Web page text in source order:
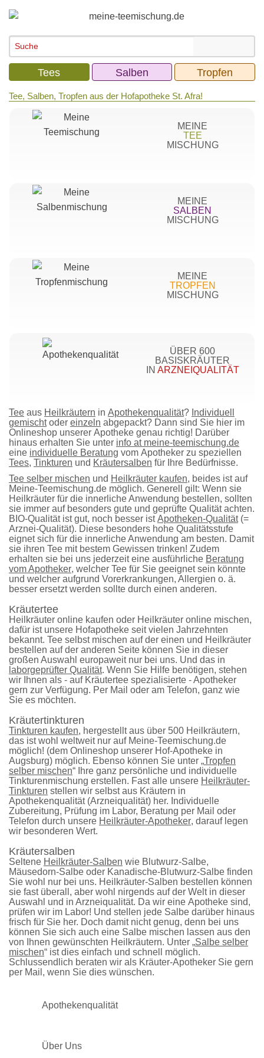
Tees Salben Tropfen
Tee, Salben, Tropfen aus der Hofapotheke St. Afra!
MEINE
TEE
MISCHUNG
MEINE
SALBEN
MISCHUNG
MEINE
TROPFEN
MISCHUNG
ÜBER 600
BASISKRÄUTER
IN ARZNEIQUALITÄT
Tee aus Heilkräutern in Apothekenqualität? Individuell
gemischtoder einzeln abgepackt? Dann sind Sie hier im
Onlineshop unserer Apotheke genau richtig! Darüber
hinaus erhalten Sie unter info at meine-teemischung.de
eine individuelle Beratung vom Apotheker zu speziellen
Tees, Tinkturen und Kräutersalben für Ihre Bedürfnisse.
Tee selber mischen und Heilkräuter kaufen, beides ist auf
Meine-Teemischung.de möglich. Generell gilt: Wenn sie
Heilkräuter für die innerliche Anwendung bestellen, sollten
sie immer auf besonders gute und geprüfte Qualität achten.
BIO-Qualität ist gut, noch besser istApotheken-Qualität(=
Arznei-Qualität). Diese besonders hohe Qualitätsstufe
eignet sich für die innerliche Anwendung am besten. Damit
sie ihren Tee mit bestem Gewissen trinken! Zudem
erhalten sie bei uns jederzeit eine ausführliche Beratung
vom Apotheker, welcher Tee für Sie geeignet sein könnte
und welcher aufgrund Vorerkrankungen, Allergien o. ä.
besser ersetzt werden sollte durch einen anderen.
Kräutertee
Heilkräuter online kaufen oder Heilkräuter online mischen,
dafür ist unsere Hofapotheke seit vielen Jahrzehnten
bekannt. Tee selbst mischen auf der einen und Heilkräuter
bestellen auf der anderen Seite können Sie in dieser
großen Auswahl europaweit nur bei uns. Und das in
laborgeprüfter Qualität. Wenn Sie Hilfe benötigen, stehen
wir Ihnen als - auf Kräutertee spezialisierte - Apotheker
gern zur Verfügung. Per Mail oder am Telefon, ganz wie
Sie es möchten.
Kräutertinkturen
Tinkturen kaufen, hergestellt aus über 500 Heilkräutern,
das ist wohl weltweit nur auf Meine-Teemischung.de
möglich! (dem Onlineshop unserer Hof-Apotheke in
Augsburg) möglich. Ebenso können Sie unter „Tropfen
selber mischen“ Ihre ganz persönliche und individuelle
Tinkturenmischung erstellen. Fast alle unsere Heilkräuter-
Tinkturen stellen wir selbst aus Kräutern in
Apothekenqualität (Arzneiqualität) her. Individuelle
Zubereitung, Prüfung im Labor, Beratung per Mail oder
Telefon durch unsere Heilkräuter-Apotheker, darauf legen
wir besonderen Wert.
Kräutersalben
Seltene Heilkräuter-Salben wie Blutwurz-Salbe,
Mäusedorn-Salbe oder Kanadische-Blutwurz-Salbe finden
Sie wohl nur bei uns. Heilkräuter-Salben bestellen können
sie fast überall, aber wohl nirgends auf der Welt in dieser
Auswahl und in Arzneiqualität. Da wir eine Apotheke sind,
prüfen wir im Labor! Und stellen jede Salbe darüber hinaus
frisch für Sie her. Doch damit nicht genug, denn bei uns
können Sie sich auch eine Salbe mischen lassen aus den
von Ihnen gewünschten Heilkräutern. Unter „Salbe selber
mischen“ ist dies einfach und schnell möglich.
Schlussendlich beraten wir als Kräuter-Apotheker Sie gern
per Mail, wenn Sie dies wünschen.
Apothekenqualität
Über Uns